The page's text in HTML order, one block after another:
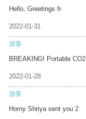
Hello, Greetings fr
2022-01-31
游客
BREAKING! Portable CO2
2022-01-28
游客
Horny Shriya sent you 2